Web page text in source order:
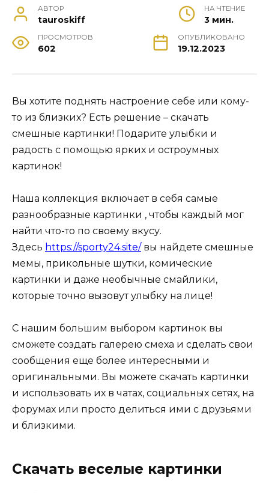
АВТОР
tauroskiff
НА ЧТЕНИЕ
3 мин.
ПРОСМОТРОВ
602
ОПУБЛИКОВАНО
19.12.2023
Вы хотите поднять настроение себе или кому-
то из близких? Есть решение – скачать
смешные картинки! Подарите улыбки и
радость с помощью ярких и остроумных
картинок!
Наша коллекция включает в себя самые
разнообразные картинки , чтобы каждый мог
найти что-то по своему вкусу.
Здесь https://sporty24.site/ вы найдете смешные
мемы, прикольные шутки, комические
картинки и даже необычные смайлики,
которые точно вызовут улыбку на лице!
С нашим большим выбором картинок вы
сможете создать галерею смеха и сделать свои
сообщения еще более интересными и
оригинальными. Вы можете скачать картинки
и использовать их в чатах, социальных сетях, на
форумах или просто делиться ими с друзьями
и близкими.
Скачать веселые картинки